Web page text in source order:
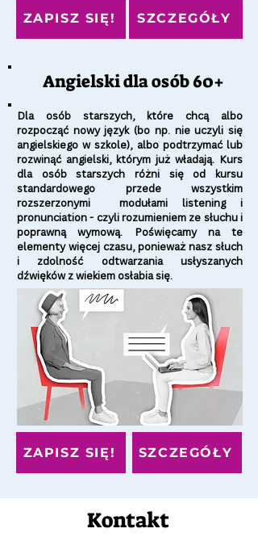
ZAPISZ SIĘ! SZCZEGÓŁY
Angielski dla osób 60+
Dla osób starszych, które chcą albo
rozpocząć nowy język (bo np. nie uczyli się
angielskiego w szkole), albo podtrzymać lub
rozwinąć angielski, którym już władają. Kurs
dla osób starszych różni się od kursu
standardowego przede wszystkim
rozszerzonymi modułami listening i
pronunciation - czyli rozumieniem ze słuchu i
poprawną wymową. Poświęcamy na te
elementy więcej czasu, ponieważ nasz słuch
i zdolność odtwarzania usłyszanych
dźwięków z wiekiem osłabia się.
ZAPISZ SIĘ! SZCZEGÓŁY
Kontakt